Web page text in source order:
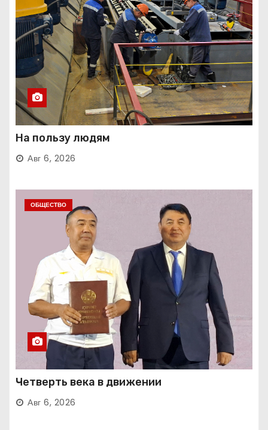
На пользу людям
Авг 6, 2026
ОБЩЕСТВО
Четверть века в движении
Авг 6, 2026